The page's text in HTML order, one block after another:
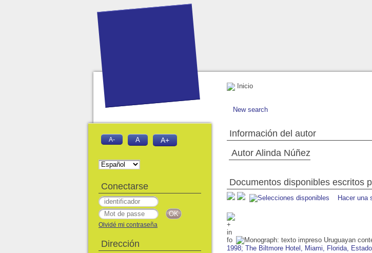
Inicio
New search
Información del autor
Autor Alinda Núñez
Documentos disponibles escritos
Hacer una
Uruguayan
1998; The Biltmore Hotel, Miami, Florida,
A- A A+
Conectarse
Olvidé mi contraseña
Dirección